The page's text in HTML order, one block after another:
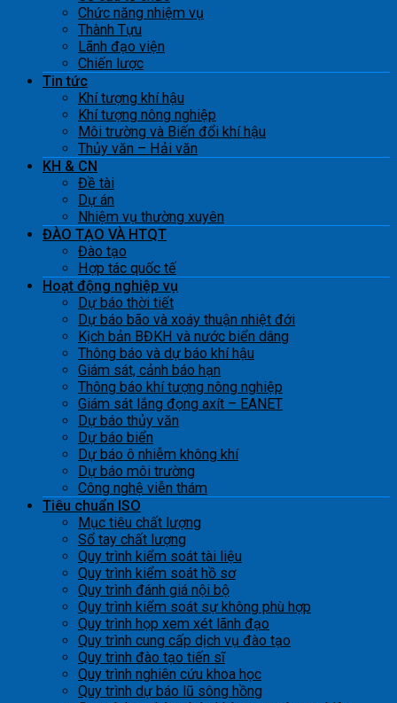
Chức năng nhiệm vụ
Thành Tựu
Lãnh đạo viện
Chiến lược
Tin tức
Khí tượng khí hậu
Khí tượng nông nghiệp
Môi trường và Biến đổi khí hậu
Thủy văn – Hải văn
KH & CN
Đề tài
Dự án
Nhiệm vụ thường xuyên
ĐÀO TẠO VÀ HTQT
Đào tạo
Hợp tác quốc tế
Hoạt động nghiệp vụ
Dự báo thời tiết
Dự báo bão và xoáy thuận nhiệt đới
Kịch bản BĐKH và nước biển dâng
Thông báo và dự báo khí hậu
Giám sát, cảnh báo hạn
Thông báo khí tượng nông nghiệp
Giám sát lắng đọng axít – EANET
Dự báo thủy văn
Dự báo biển
Dự báo ô nhiễm không khí
Dự báo môi trường
Công nghệ viễn thám
Tiêu chuẩn ISO
Mục tiêu chất lượng
Sổ tay chất lượng
Quy trình kiểm soát tài liệu
Quy trình kiểm soát hồ sơ
Quy trình đánh giá nội bộ
Quy trình kiểm soát sự không phù hợp
Quy trình họp xem xét lãnh đạo
Quy trình cung cấp dịch vụ đào tạo
Quy trình đào tạo tiến sĩ
Quy trình nghiên cứu khoa học
Quy trình dự báo lũ sông hồng